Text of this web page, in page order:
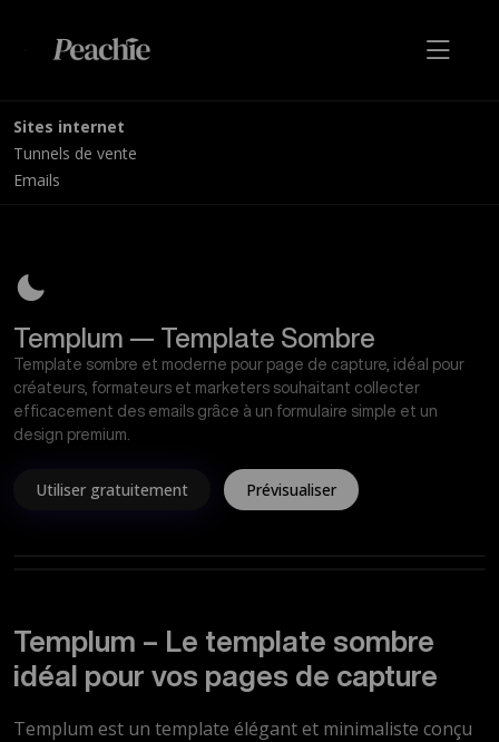
Sites internet
Tunnels de vente
Emails
Templum — Template Sombre
Template sombre et moderne pour page de capture, idéal pour
créateurs, formateurs et marketers souhaitant collecter
efficacement des emails grâce à un formulaire simple et un
design premium.
Utiliser gratuitement Prévisualiser
Templum – Le template sombre
idéal pour vos pages de capture
Templum est un template élégant et minimaliste conçu